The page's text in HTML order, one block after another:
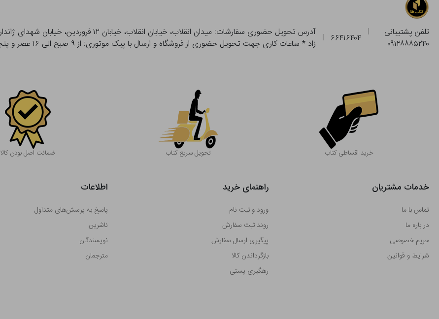
تلفن پشتیبانی
۰۹۱۲۸۸۸۵۲۴۰
۶۶۴۱۶۴۰۴
زاد * ساعات کاری جهت تحویل حضوری از فروشگاه و ارسال با پیک موتوری: از ۹ صبح الی ۱۶ عصر و پنجشنبه ها تا ۱۲
خرید اقساطی کتاب تحویل سریع کتاب
بصورت حضوری از آدرس تحویل حضوری سفارش خود را بدون هیچ هزینه ای تحویل بگیرید.
ضمانت اصل بودن کالا
خدمات مشتریان
تماس با ما
در باره ما
حریم خصوصی
شرایط و قوانین
راهنمای خرید
ورود و ثبت نام
روند ثبت سفارش
پیگیری ارسال سفارش
بازگرداندن کالا
رهگیری پستی
اطلاعات
پاسخ به پرسش‌های متداول
ناشرین
نویسندگان
مترجمان